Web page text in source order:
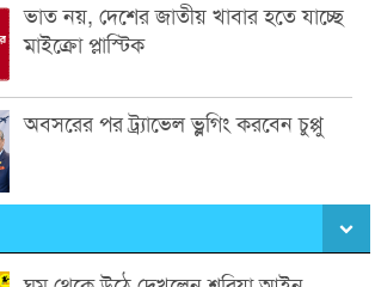
ভাত নয়, দেশের জাতীয় খাবার হতে যাচ্ছে
মাইক্রো প্লাস্টিক
অবসরের পর ট্র্যাভেল ভ্লগিং করবেন চুপ্পু